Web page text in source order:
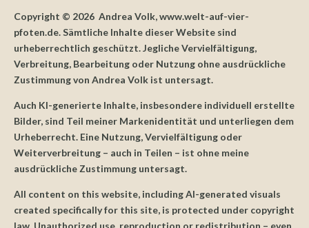
Copyright © 2026 Andrea Volk, www.welt-auf-vier-
pfoten.de. Sämtliche Inhalte dieser Website sind
urheberrechtlich geschützt. Jegliche Vervielfältigung,
Verbreitung, Bearbeitung oder Nutzung ohne ausdrückliche
Zustimmung von Andrea Volk ist untersagt.
Auch KI-generierte Inhalte, insbesondere individuell erstellte
Bilder, sind Teil meiner Markenidentität und unterliegen dem
Urheberrecht. Eine Nutzung, Vervielfältigung oder
Weiterverbreitung – auch in Teilen – ist ohne meine
ausdrückliche Zustimmung untersagt.
All content on this website, including AI-generated visuals
created specifically for this site, is protected under copyright
law. Unauthorized use, reproduction or redistribution – even